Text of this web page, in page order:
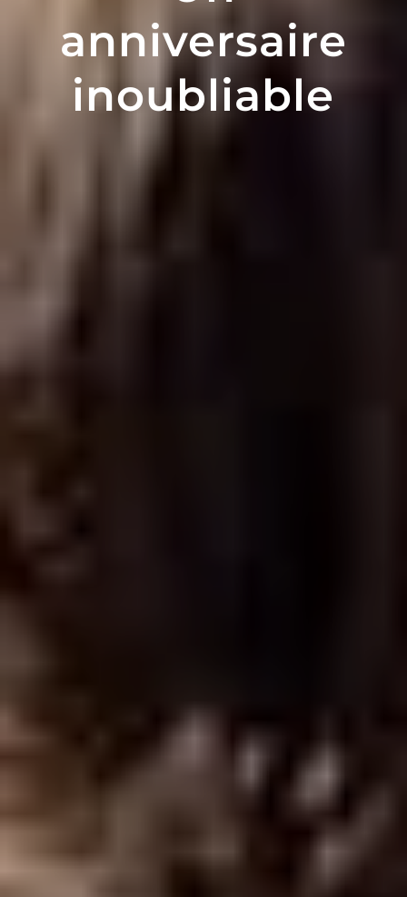
anniversaire
inoubliable